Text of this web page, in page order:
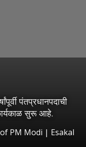
पंतप्रधानपदाची
सुरू आहे.
PM Modi | Esakal